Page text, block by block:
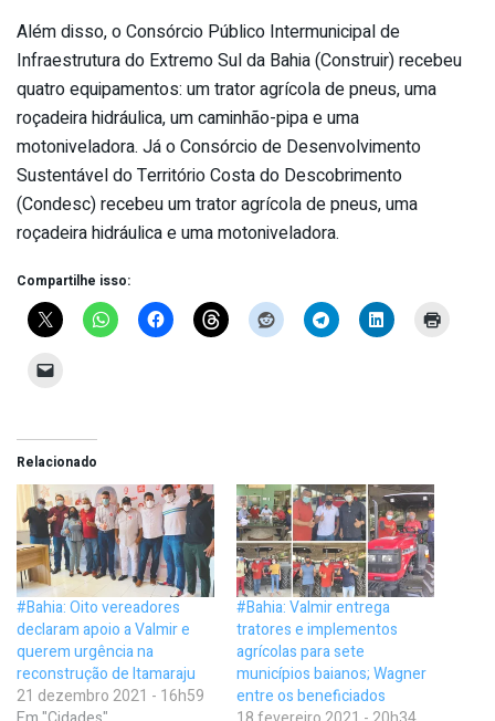
Além disso, o Consórcio Público Intermunicipal de
Infraestrutura do Extremo Sul da Bahia (Construir) recebeu
quatro equipamentos: um trator agrícola de pneus, uma
roçadeira hidráulica, um caminhão-pipa e uma
motoniveladora. Já o Consórcio de Desenvolvimento
Sustentável do Território Costa do Descobrimento
(Condesc) recebeu um trator agrícola de pneus, uma
roçadeira hidráulica e uma motoniveladora.
Compartilhe isso:
Relacionado
#Bahia: Oito vereadores
declaram apoio a Valmir e
querem urgência na
reconstrução de Itamaraju
21 dezembro 2021 - 16h59
#Bahia: Valmir entrega
tratores e implementos
agrícolas para sete
municípios baianos; Wagner
entre os beneficiados